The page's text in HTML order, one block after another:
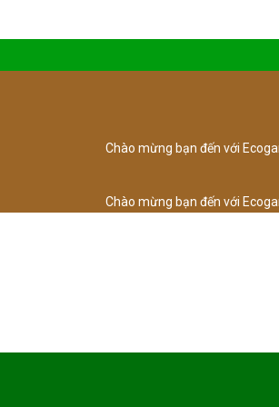
Chào mừng bạn đến với Ecogarden -
Chào mừng bạn đến với Ecogarden -